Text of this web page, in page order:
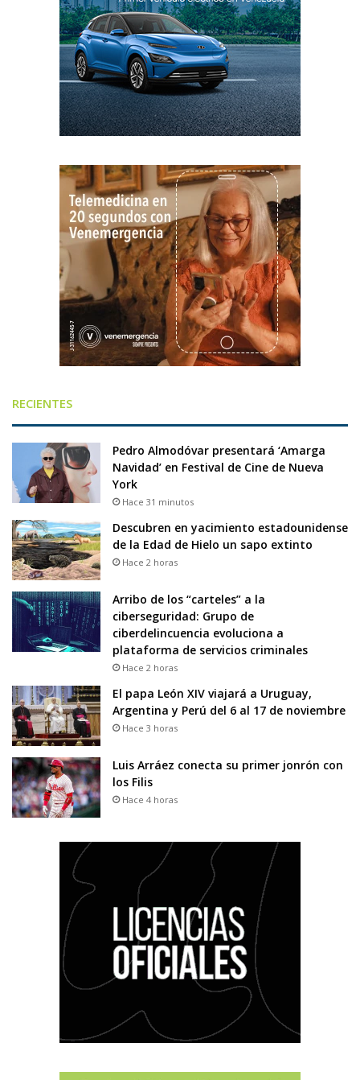
RECIENTES
Pedro Almodóvar presentará ‘Amarga
Navidad’ en Festival de Cine de Nueva
York
Hace 31 minutos
Descubren en yacimiento estadounidense
de la Edad de Hielo un sapo extinto
Hace 2 horas
Arribo de los “carteles” a la
ciberseguridad: Grupo de
ciberdelincuencia evoluciona a
plataforma de servicios criminales
Hace 2 horas
El papa León XIV viajará a Uruguay,
Argentina y Perú del 6 al 17 de noviembre
Hace 3 horas
Luis Arráez conecta su primer jonrón con
los Filis
Hace 4 horas